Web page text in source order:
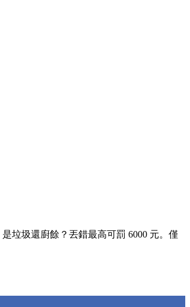
垃圾還廚餘？丟錯最高可罰 6000 元。僅